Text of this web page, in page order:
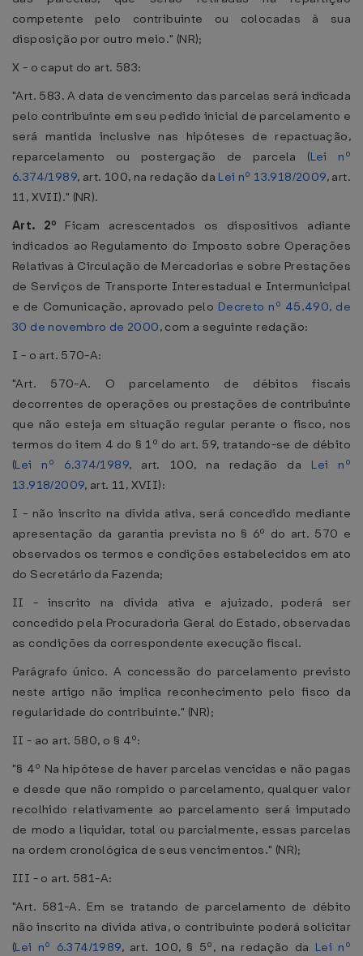
competente pelo contribuinte ou colocadas à sua
disposição por outro meio." (NR);
X - o caput do art. 583:
"Art. 583. A data de vencimento das parcelas será indicada
pelo contribuinte em seu pedido inicial de parcelamento e
será mantida inclusive nas hipóteses de repactuação,
reparcelamento ou postergação de parcela (Lei nº
6.374/1989, art. 100, na redação da Lei nº 13.918/2009, art.
11, XVII)." (NR).
Art. 2º Ficam acrescentados os dispositivos adiante
indicados ao Regulamento do Imposto sobre Operações
Relativas à Circulação de Mercadorias e sobre Prestações
de Serviços de Transporte Interestadual e Intermunicipal
e de Comunicação, aprovado pelo Decreto nº 45.490, de
30 de novembro de 2000, com a seguinte redação:
I - o art. 570-A:
"Art. 570-A. O parcelamento de débitos fiscais
decorrentes de operações ou prestações de contribuinte
que não esteja em situação regular perante o fisco, nos
termos do item 4 do § 1º do art. 59, tratando-se de débito
(Lei nº 6.374/1989, art. 100, na redação da Lei nº
13.918/2009, art. 11, XVII):
I - não inscrito na dívida ativa, será concedido mediante
apresentação da garantia prevista no § 6º do art. 570 e
observados os termos e condições estabelecidos em ato
do Secretário da Fazenda;
II - inscrito na dívida ativa e ajuizado, poderá ser
concedido pela Procuradoria Geral do Estado, observadas
as condições da correspondente execução fiscal.
Parágrafo único. A concessão do parcelamento previsto
neste artigo não implica reconhecimento pelo fisco da
regularidade do contribuinte." (NR);
II - ao art. 580, o § 4º:
"§ 4º Na hipótese de haver parcelas vencidas e não pagas
e desde que não rompido o parcelamento, qualquer valor
recolhido relativamente ao parcelamento será imputado
de modo a liquidar, total ou parcialmente, essas parcelas
na ordem cronológica de seus vencimentos." (NR);
III - o art. 581-A:
"Art. 581-A. Em se tratando de parcelamento de débito
não inscrito na dívida ativa, o contribuinte poderá solicitar
(Lei nº 6.374/1989, art. 100, § 5º, na redação da Lei nº